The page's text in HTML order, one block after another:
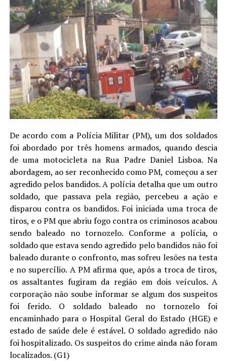
De acordo com a Polícia Militar (PM), um dos soldados
foi abordado por três homens armados, quando descia
de uma motocicleta na Rua Padre Daniel Lisboa. Na
abordagem, ao ser reconhecido como PM, começou a ser
agredido pelos bandidos. A polícia detalha que um outro
soldado, que passava pela região, percebeu a ação e
disparou contra os bandidos. Foi iniciada uma troca de
tiros, e o PM que abriu fogo contra os criminosos acabou
sendo baleado no tornozelo. Conforme a polícia, o
soldado que estava sendo agredido pelo bandidos não foi
baleado durante o confronto, mas sofreu lesões na testa
e no supercílio. A PM afirma que, após a troca de tiros,
os assaltantes fugiram da região em dois veículos. A
corporação não soube informar se algum dos suspeitos
foi ferido. O soldado baleado no tornozelo foi
encaminhado para o Hospital Geral do Estado (HGE) e
estado de saúde dele é estável. O soldado agredido não
foi hospitalizado. Os suspeitos do crime ainda não foram
localizados. (G1)